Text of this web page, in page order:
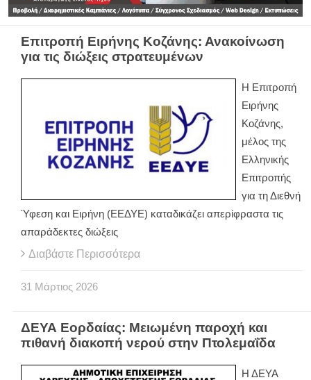
Επιτροπή Ειρήνης Κοζάνης: Ανακοίνωση
για τις διώξεις στρατευμένων
Η Επιτροπή
Ειρήνης
Κοζάνης,
μέλος της
Ελληνικής
Επιτροπής
για τη Διεθνή
Ύφεση και Ειρήνη (ΕΕΔΥΕ) καταδικάζει απερίφραστα τις
απαράδεκτες διώξεις
Διαβάστε Περισσότερα
31 Μάρτιος 2026
ΔΕΥΑ Εορδαίας: Μειωμένη παροχή και
πιθανή διακοπή νερού στην Πτολεμαΐδα
Η ΔΕΥΑ